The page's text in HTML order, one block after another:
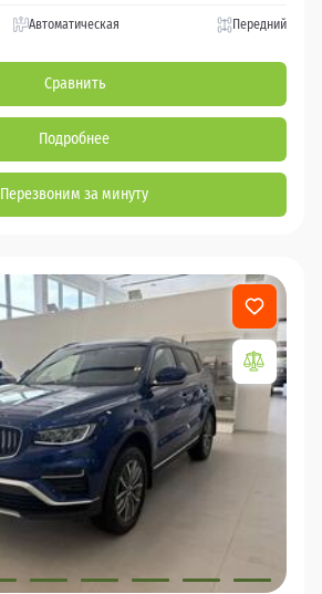
Автоматическая Передний
Сравнить
Подробнее
Перезвоним за минуту